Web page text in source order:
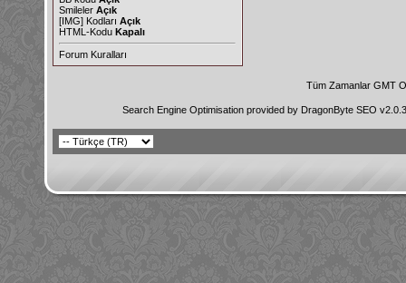
Smileler Açık
[IMG] Kodları Açık
HTML-Kodu Kapalı
Forum Kuralları
Tüm Zamanlar GMT
Search Engine Optimisation provided by DragonByte SEO